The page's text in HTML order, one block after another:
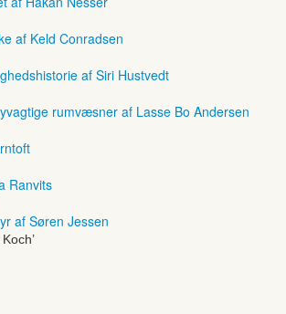
af Keld Conradsen
af Siri Hustvedt
rumvæsner af Lasse Bo Andersen
Ranvits
af Søren Jessen